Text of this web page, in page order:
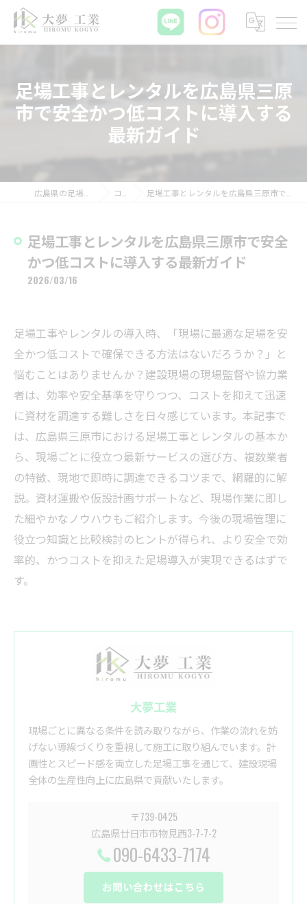
足場工事とレンタルを広島県三原
市で安全かつ低コストに導入する
最新ガイド
コラム 足場工事とレンタルを広島県三原市で安全かつ低コストに導入する最新ガイド
足場工事とレンタルを広島県三原市で安全
かつ低コストに導入する最新ガイド
2026/03/16
足場工事やレンタルの導入時、「現場に最適な足場を安
全かつ低コストで確保できる方法はないだろうか？」と
悩むことはありませんか？建設現場の現場監督や協力業
者は、効率や安全基準を守りつつ、コストを抑えて迅速
に資材を調達する難しさを日々感じています。本記事で
は、広島県三原市における足場工事とレンタルの基本か
ら、現場ごとに役立つ最新サービスの選び方、複数業者
の特徴、現地で即時に調達できるコツまで、網羅的に解
説。資材運搬や仮設計画サポートなど、現場作業に即し
た細やかなノウハウもご紹介します。今後の現場管理に
役立つ知識と比較検討のヒントが得られ、より安全で効
率的、かつコストを抑えた足場導入が実現できるはずで
す。
大夢工業
現場ごとに異なる条件を読み取りながら、作業の流れを妨
げない導線づくりを重視して施工に取り組んでいます。計
画性とスピード感を両立した足場工事を通じて、建設現場
全体の生産性向上に広島県で貢献いたします。
〒739-0425
広島県廿日市市物見西3-7-7-2
090-6433-7174
お問い合わせはこちら